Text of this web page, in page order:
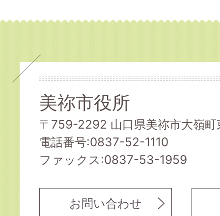
美祢市役所
〒759-2292 山口県美祢市大嶺
電話番号:0837-52-1110
ファックス:0837-53-1959
お問い合わせ